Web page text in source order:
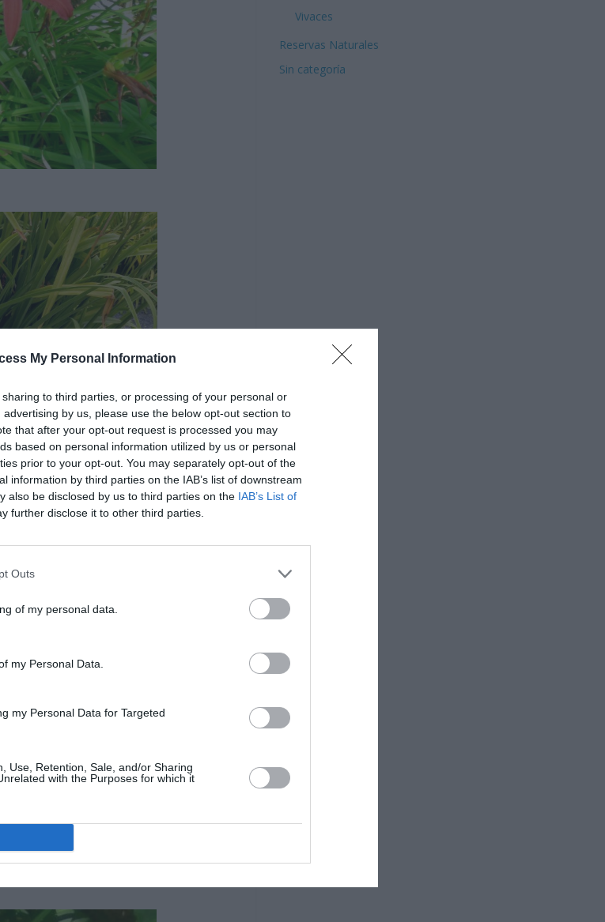
My Personal Information
to third parties, or processing of your personal or
by us, please use the below opt-out section to
that after your opt-out request is processed you may
based on personal information utilized by us or personal
prior to your opt-out. You may separately opt-out of the
information by third parties on the IAB’s list of downstream
also be disclosed by us to third parties on the IAB’s List of
further disclose it to other third parties.
Outs
of my personal data.
my Personal Data.
my Personal Data for Targeted
Use, Retention, Sale, and/or Sharing
with the Purposes for which it
son alargadas y estrechas de color
centímetros de anchura, crecen
y color a cualquier rincón del jardin.
Vivaces
Reservas Naturales
Sin categoría